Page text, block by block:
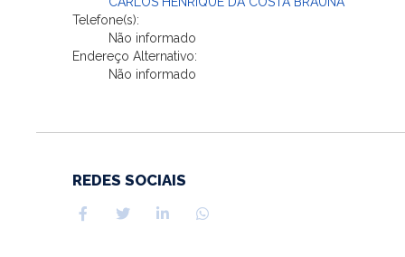
Telefone(s):
Não informado
Endereço Alternativo:
Não informado
REDES SOCIAIS